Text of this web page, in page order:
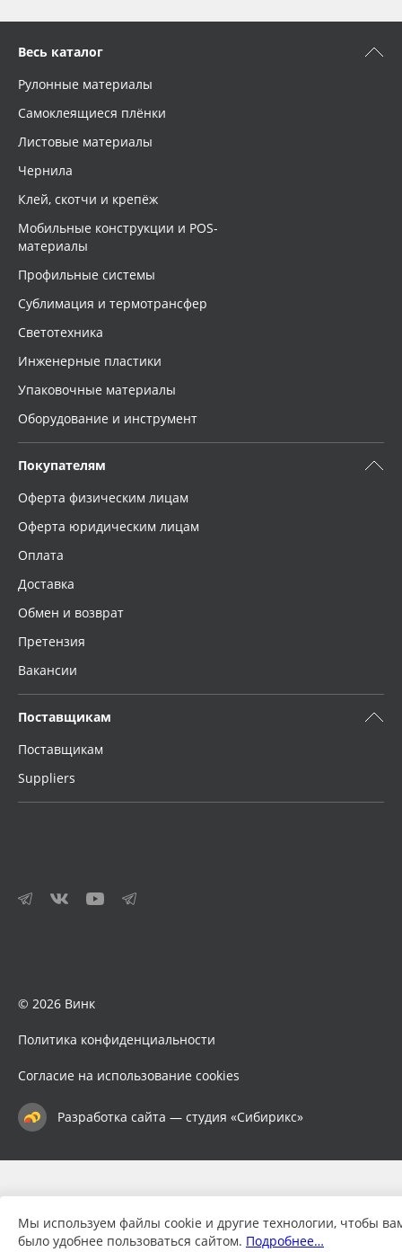
Весь каталог
Рулонные материалы
Самоклеящиеся плёнки
Листовые материалы
Чернила
Клей, скотчи и крепёж
Мобильные конструкции и POS-
материалы
Профильные системы
Сублимация и термотрансфер
Светотехника
Инженерные пластики
Упаковочные материалы
Оборудование и инструмент
Покупателям
Оферта физическим лицам
Оферта юридическим лицам
Оплата
Доставка
Обмен и возврат
Претензия
Вакансии
Поставщикам
Поставщикам
Suppliers
© 2026 Винк
Политика конфиденциальности
Согласие на использование cookies
Разработка сайта — студия «Сибирикс»
Мы используем файлы cookie и другие технологии, чтобы
было удобнее пользоваться сайтом. Подробнее…